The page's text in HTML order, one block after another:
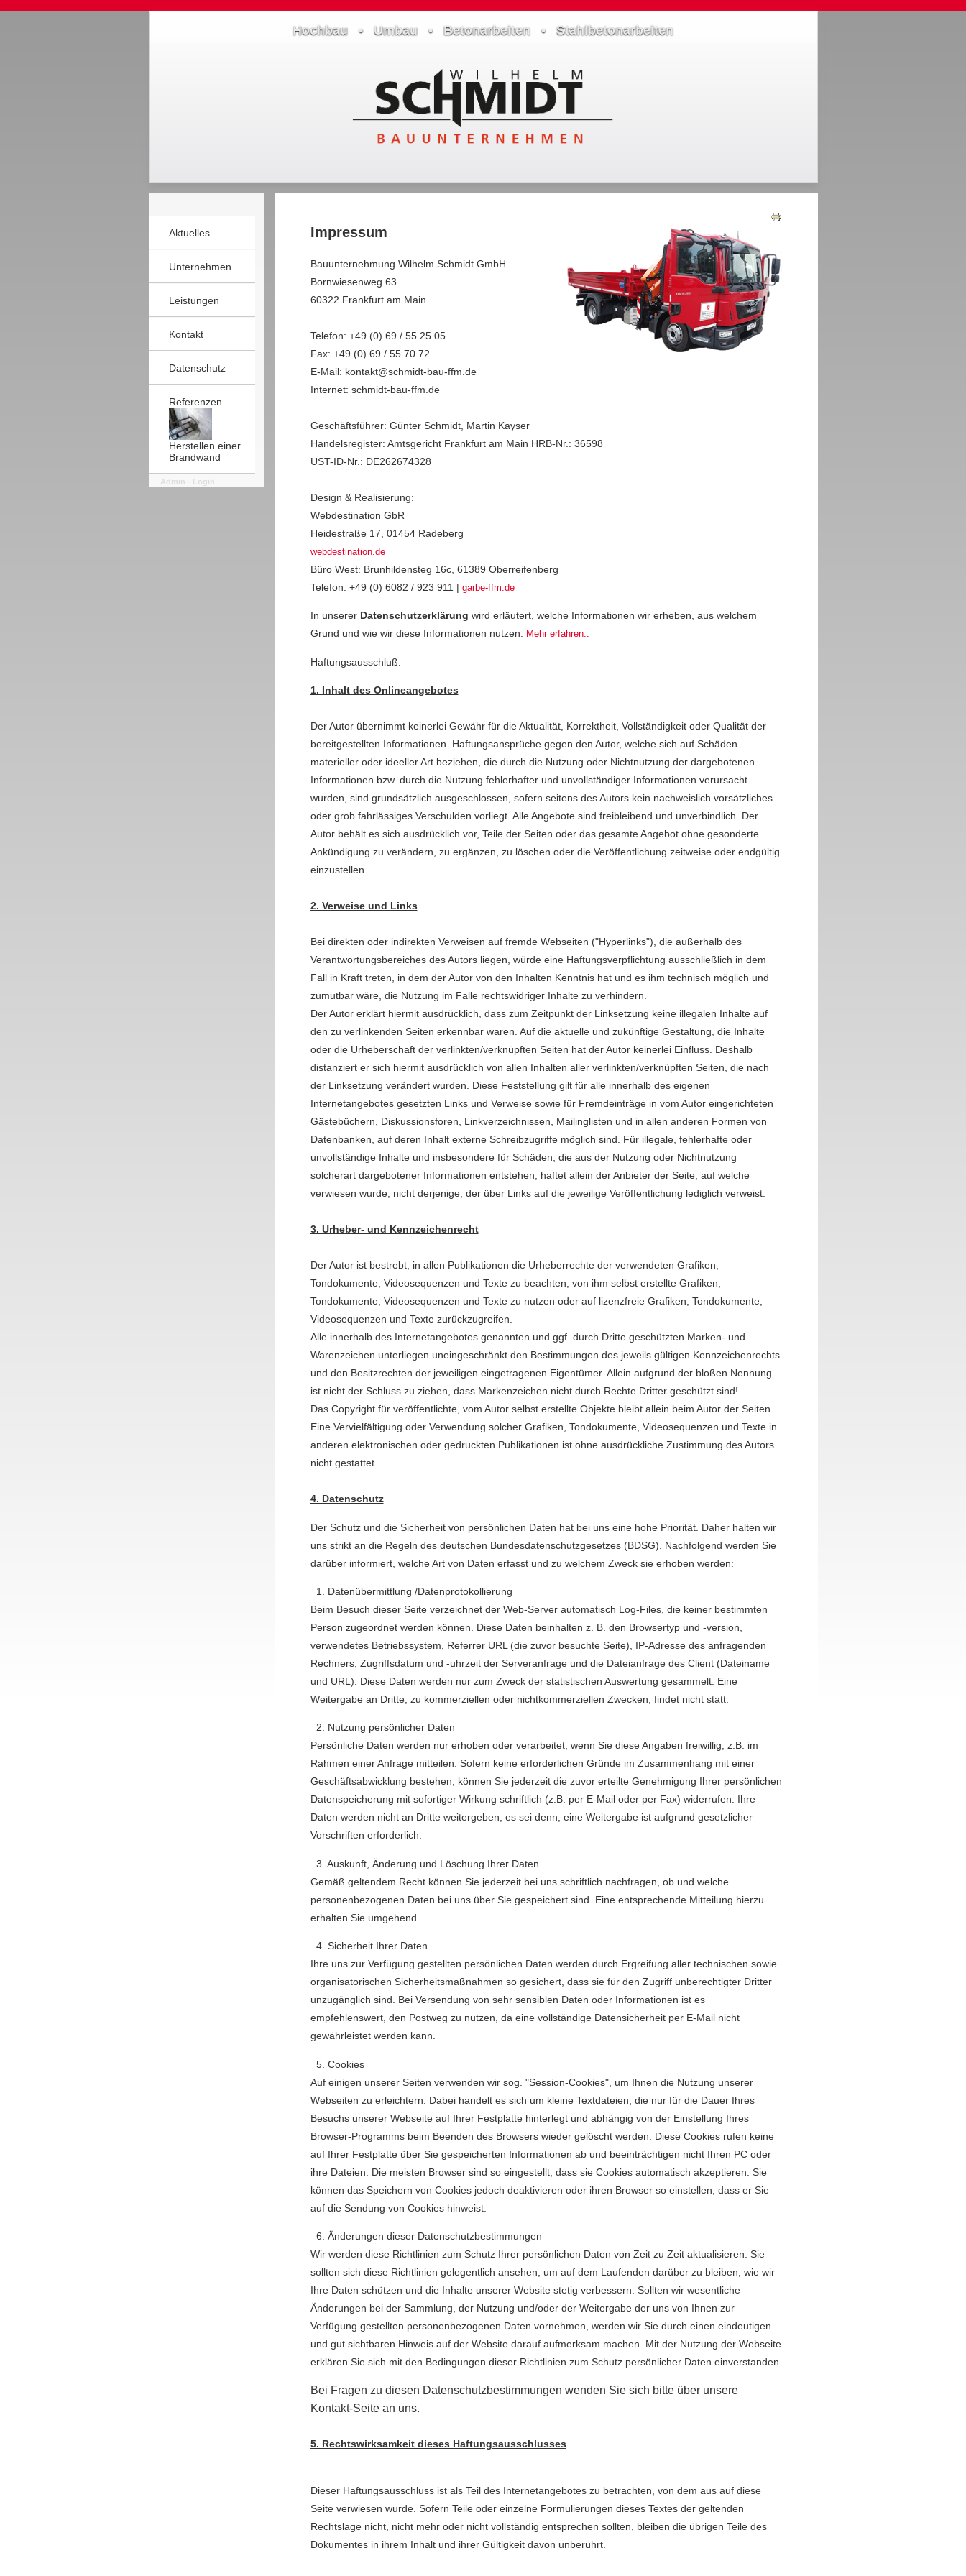
Hochbau • Umbau • Betonarbeiten • Stahlbetonarbeiten
Aktuelles
Unternehmen
Leistungen
Kontakt
Datenschutz
Referenzen
Herstellen einer
Brandwand
Admin - Login
Impressum
Bauunternehmung Wilhelm Schmidt GmbH
Bornwiesenweg 63
60322 Frankfurt am Main
Telefon: +49 (0) 69 / 55 25 05
Fax: +49 (0) 69 / 55 70 72
E-Mail: kontakt@schmidt-bau-ffm.de
Internet: schmidt-bau-ffm.de
Geschäftsführer: Günter Schmidt, Martin Kayser
Handelsregister: Amtsgericht Frankfurt am Main HRB-Nr.: 36598
UST-ID-Nr.: DE262674328
Design & Realisierung:
Webdestination GbR
Heidestraße 17, 01454 Radeberg
webdestination.de
Büro West: Brunhildensteg 16c, 61389 Oberreifenberg
Telefon: +49 (0) 6082 / 923 911 | garbe-ffm.de
In unserer Datenschutzerklärung wird erläutert, welche Informationen wir erheben, aus welchem
Grund und wie wir diese Informationen nutzen. Mehr erfahren..
Haftungsausschluß:
1. Inhalt des Onlineangebotes
Der Autor übernimmt keinerlei Gewähr für die Aktualität, Korrektheit, Vollständigkeit oder Qualität der
bereitgestellten Informationen. Haftungsansprüche gegen den Autor, welche sich auf Schäden
materieller oder ideeller Art beziehen, die durch die Nutzung oder Nichtnutzung der dargebotenen
Informationen bzw. durch die Nutzung fehlerhafter und unvollständiger Informationen verursacht
wurden, sind grundsätzlich ausgeschlossen, sofern seitens des Autors kein nachweislich vorsätzliches
oder grob fahrlässiges Verschulden vorliegt. Alle Angebote sind freibleibend und unverbindlich. Der
Autor behält es sich ausdrücklich vor, Teile der Seiten oder das gesamte Angebot ohne gesonderte
Ankündigung zu verändern, zu ergänzen, zu löschen oder die Veröffentlichung zeitweise oder endgültig
einzustellen.
2. Verweise und Links
Bei direkten oder indirekten Verweisen auf fremde Webseiten ("Hyperlinks"), die außerhalb des
Verantwortungsbereiches des Autors liegen, würde eine Haftungsverpflichtung ausschließlich in dem
Fall in Kraft treten, in dem der Autor von den Inhalten Kenntnis hat und es ihm technisch möglich und
zumutbar wäre, die Nutzung im Falle rechtswidriger Inhalte zu verhindern.
Der Autor erklärt hiermit ausdrücklich, dass zum Zeitpunkt der Linksetzung keine illegalen Inhalte auf
den zu verlinkenden Seiten erkennbar waren. Auf die aktuelle und zukünftige Gestaltung, die Inhalte
oder die Urheberschaft der verlinkten/verknüpften Seiten hat der Autor keinerlei Einfluss. Deshalb
distanziert er sich hiermit ausdrücklich von allen Inhalten aller verlinkten/verknüpften Seiten, die nach
der Linksetzung verändert wurden. Diese Feststellung gilt für alle innerhalb des eigenen
Internetangebotes gesetzten Links und Verweise sowie für Fremdeinträge in vom Autor eingerichteten
Gästebüchern, Diskussionsforen, Linkverzeichnissen, Mailinglisten und in allen anderen Formen von
Datenbanken, auf deren Inhalt externe Schreibzugriffe möglich sind. Für illegale, fehlerhafte oder
unvollständige Inhalte und insbesondere für Schäden, die aus der Nutzung oder Nichtnutzung
solcherart dargebotener Informationen entstehen, haftet allein der Anbieter der Seite, auf welche
verwiesen wurde, nicht derjenige, der über Links auf die jeweilige Veröffentlichung lediglich verweist.
3. Urheber- und Kennzeichenrecht
Der Autor ist bestrebt, in allen Publikationen die Urheberrechte der verwendeten Grafiken,
Tondokumente, Videosequenzen und Texte zu beachten, von ihm selbst erstellte Grafiken,
Tondokumente, Videosequenzen und Texte zu nutzen oder auf lizenzfreie Grafiken, Tondokumente,
Videosequenzen und Texte zurückzugreifen.
Alle innerhalb des Internetangebotes genannten und ggf. durch Dritte geschützten Marken- und
Warenzeichen unterliegen uneingeschränkt den Bestimmungen des jeweils gültigen Kennzeichenrechts
und den Besitzrechten der jeweiligen eingetragenen Eigentümer. Allein aufgrund der bloßen Nennung
ist nicht der Schluss zu ziehen, dass Markenzeichen nicht durch Rechte Dritter geschützt sind!
Das Copyright für veröffentlichte, vom Autor selbst erstellte Objekte bleibt allein beim Autor der Seiten.
Eine Vervielfältigung oder Verwendung solcher Grafiken, Tondokumente, Videosequenzen und Texte in
anderen elektronischen oder gedruckten Publikationen ist ohne ausdrückliche Zustimmung des Autors
nicht gestattet.
4. Datenschutz
Der Schutz und die Sicherheit von persönlichen Daten hat bei uns eine hohe Priorität. Daher halten wir
uns strikt an die Regeln des deutschen Bundesdatenschutzgesetzes (BDSG). Nachfolgend werden Sie
darüber informiert, welche Art von Daten erfasst und zu welchem Zweck sie erhoben werden:
1. Datenübermittlung /Datenprotokollierung
Beim Besuch dieser Seite verzeichnet der Web-Server automatisch Log-Files, die keiner bestimmten
Person zugeordnet werden können. Diese Daten beinhalten z. B. den Browsertyp und -version,
verwendetes Betriebssystem, Referrer URL (die zuvor besuchte Seite), IP-Adresse des anfragenden
Rechners, Zugriffsdatum und -uhrzeit der Serveranfrage und die Dateianfrage des Client (Dateiname
und URL). Diese Daten werden nur zum Zweck der statistischen Auswertung gesammelt. Eine
Weitergabe an Dritte, zu kommerziellen oder nichtkommerziellen Zwecken, findet nicht statt.
2. Nutzung persönlicher Daten
Persönliche Daten werden nur erhoben oder verarbeitet, wenn Sie diese Angaben freiwillig, z.B. im
Rahmen einer Anfrage mitteilen. Sofern keine erforderlichen Gründe im Zusammenhang mit einer
Geschäftsabwicklung bestehen, können Sie jederzeit die zuvor erteilte Genehmigung Ihrer persönlichen
Datenspeicherung mit sofortiger Wirkung schriftlich (z.B. per E-Mail oder per Fax) widerrufen. Ihre
Daten werden nicht an Dritte weitergeben, es sei denn, eine Weitergabe ist aufgrund gesetzlicher
Vorschriften erforderlich.
3. Auskunft, Änderung und Löschung Ihrer Daten
Gemäß geltendem Recht können Sie jederzeit bei uns schriftlich nachfragen, ob und welche
personenbezogenen Daten bei uns über Sie gespeichert sind. Eine entsprechende Mitteilung hierzu
erhalten Sie umgehend.
4. Sicherheit Ihrer Daten
Ihre uns zur Verfügung gestellten persönlichen Daten werden durch Ergreifung aller technischen sowie
organisatorischen Sicherheitsmaßnahmen so gesichert, dass sie für den Zugriff unberechtigter Dritter
unzugänglich sind. Bei Versendung von sehr sensiblen Daten oder Informationen ist es
empfehlenswert, den Postweg zu nutzen, da eine vollständige Datensicherheit per E-Mail nicht
gewährleistet werden kann.
5. Cookies
Auf einigen unserer Seiten verwenden wir sog. "Session-Cookies", um Ihnen die Nutzung unserer
Webseiten zu erleichtern. Dabei handelt es sich um kleine Textdateien, die nur für die Dauer Ihres
Besuchs unserer Webseite auf Ihrer Festplatte hinterlegt und abhängig von der Einstellung Ihres
Browser-Programms beim Beenden des Browsers wieder gelöscht werden. Diese Cookies rufen keine
auf Ihrer Festplatte über Sie gespeicherten Informationen ab und beeinträchtigen nicht Ihren PC oder
ihre Dateien. Die meisten Browser sind so eingestellt, dass sie Cookies automatisch akzeptieren. Sie
können das Speichern von Cookies jedoch deaktivieren oder ihren Browser so einstellen, dass er Sie
auf die Sendung von Cookies hinweist.
6. Änderungen dieser Datenschutzbestimmungen
Wir werden diese Richtlinien zum Schutz Ihrer persönlichen Daten von Zeit zu Zeit aktualisieren. Sie
sollten sich diese Richtlinien gelegentlich ansehen, um auf dem Laufenden darüber zu bleiben, wie wir
Ihre Daten schützen und die Inhalte unserer Website stetig verbessern. Sollten wir wesentliche
Änderungen bei der Sammlung, der Nutzung und/oder der Weitergabe der uns von Ihnen zur
Verfügung gestellten personenbezogenen Daten vornehmen, werden wir Sie durch einen eindeutigen
und gut sichtbaren Hinweis auf der Website darauf aufmerksam machen. Mit der Nutzung der Webseite
erklären Sie sich mit den Bedingungen dieser Richtlinien zum Schutz persönlicher Daten einverstanden.
Bei Fragen zu diesen Datenschutzbestimmungen wenden Sie sich bitte über unsere
Kontakt-Seite an uns.
5. Rechtswirksamkeit dieses Haftungsausschlusses
Dieser Haftungsausschluss ist als Teil des Internetangebotes zu betrachten, von dem aus auf diese
Seite verwiesen wurde. Sofern Teile oder einzelne Formulierungen dieses Textes der geltenden
Rechtslage nicht, nicht mehr oder nicht vollständig entsprechen sollten, bleiben die übrigen Teile des
Dokumentes in ihrem Inhalt und ihrer Gültigkeit davon unberührt.